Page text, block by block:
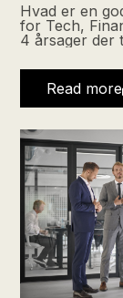
Hvad er en
for Tech,
4 årsager der
Read more